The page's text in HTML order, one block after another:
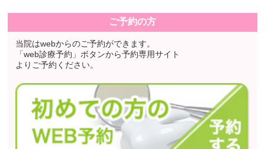
ご予約の方
当院はwebからのご予約ができます。
「web診療予約」ボタンから予約専用サイト
よりご予約ください。